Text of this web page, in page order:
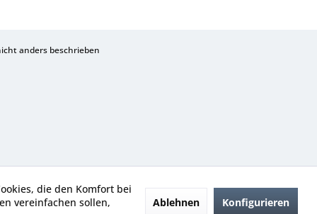
anders beschrieben
die den Komfort bei
vereinfachen sollen,
Ablehnen Konfigurieren